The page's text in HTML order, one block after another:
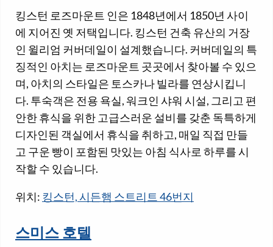
킹스턴 로즈마운트 인은 1848년에서 1850년 사이
에 지어진 옛 저택입니다. 킹스턴 건축 유산의 거장
인 윌리엄 커버데일이 설계했습니다. 커버데일의 특
징적인 아치는 로즈마운트 곳곳에서 찾아볼 수 있으
며, 아치의 스타일은 토스카나 빌라를 연상시킵니
다. 투숙객은 전용 욕실, 워크인 샤워 시설, 그리고 편
안한 휴식을 위한 고급스러운 설비를 갖춘 독특하게
디자인된 객실에서 휴식을 취하고, 매일 직접 만들
고 구운 빵이 포함된 맛있는 아침 식사로 하루를 시
작할 수 있습니다.
위치: 킹스턴, 시든햄 스트리트 46번지
스미스 호텔